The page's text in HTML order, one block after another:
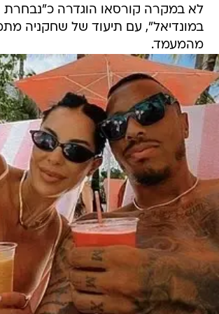
לא במקרה קורסאו הוגדרה
במונדיאל", עם תיעוד של שחקניה
מהמעמד.